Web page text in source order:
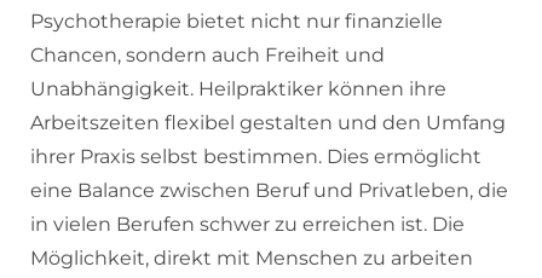
Psychotherapie bietet nicht nur finanzielle
Chancen, sondern auch Freiheit und
Unabhängigkeit. Heilpraktiker können ihre
Arbeitszeiten flexibel gestalten und den Umfang
ihrer Praxis selbst bestimmen. Dies ermöglicht
eine Balance zwischen Beruf und Privatleben, die
in vielen Berufen schwer zu erreichen ist. Die
Möglichkeit, direkt mit Menschen zu arbeiten